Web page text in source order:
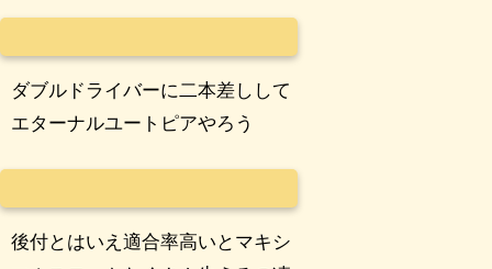
ダブルドライバーに二本差しして
エターナルユートピアやろう
後付とはいえ適合率高いとマキシ